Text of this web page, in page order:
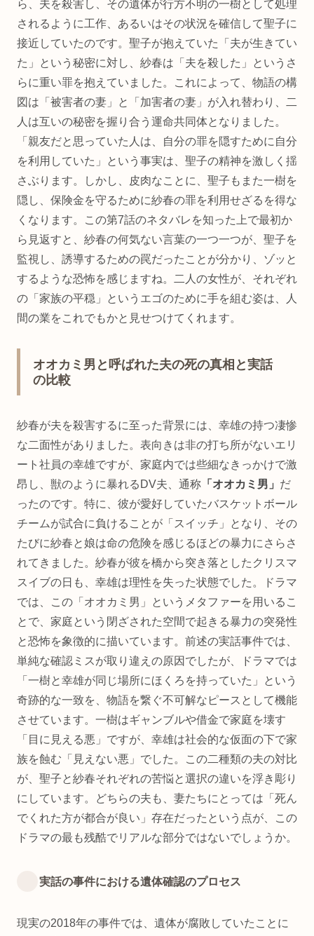
ら、夫を殺害し、その遺体が行方不明の一樹として処理
されるように工作、あるいはその状況を確信して聖子に
接近していたのです。聖子が抱えていた「夫が生きてい
た」という秘密に対し、紗春は「夫を殺した」というさ
らに重い罪を抱えていました。これによって、物語の構
図は「被害者の妻」と「加害者の妻」が入れ替わり、二
人は互いの秘密を握り合う運命共同体となりました。
「親友だと思っていた人は、自分の罪を隠すために自分
を利用していた」という事実は、聖子の精神を激しく揺
さぶります。しかし、皮肉なことに、聖子もまた一樹を
隠し、保険金を守るために紗春の罪を利用せざるを得な
くなります。この第7話のネタバレを知った上で最初か
ら見返すと、紗春の何気ない言葉の一つ一つが、聖子を
監視し、誘導するための罠だったことが分かり、ゾッと
するような恐怖を感じますね。二人の女性が、それぞれ
の「家族の平穏」というエゴのために手を組む姿は、人
間の業をこれでもかと見せつけてくれます。
オオカミ男と呼ばれた夫の死の真相と実話
の比較
紗春が夫を殺害するに至った背景には、幸雄の持つ凄惨
な二面性がありました。表向きは非の打ち所がないエリ
ート社員の幸雄ですが、家庭内では些細なきっかけで激
昂し、獣のように暴れるDV夫、通称 「オオカミ男」 だ
ったのです。特に、彼が愛好していたバスケットボール
チームが試合に負けることが「スイッチ」となり、その
たびに紗春と娘は命の危険を感じるほどの暴力にさらさ
れてきました。紗春が彼を橋から突き落としたクリスマ
スイブの日も、幸雄は理性を失った状態でした。ドラマ
では、この「オオカミ男」というメタファーを用いるこ
とで、家庭という閉ざされた空間で起きる暴力の突発性
と恐怖を象徴的に描いています。前述の実話事件では、
単純な確認ミスが取り違えの原因でしたが、ドラマでは
「一樹と幸雄が同じ場所にほくろを持っていた」という
奇跡的な一致を、物語を繋ぐ不可解なピースとして機能
させています。一樹はギャンブルや借金で家庭を壊す
「目に見える悪」ですが、幸雄は社会的な仮面の下で家
族を蝕む「見えない悪」でした。この二種類の夫の対比
が、聖子と紗春それぞれの苦悩と選択の違いを浮き彫り
にしています。どちらの夫も、妻たちにとっては「死ん
でくれた方が都合が良い」存在だったという点が、この
ドラマの最も残酷でリアルな部分ではないでしょうか。
実話の事件における遺体確認のプロセス
現実の2018年の事件では、遺体が腐敗していたことに